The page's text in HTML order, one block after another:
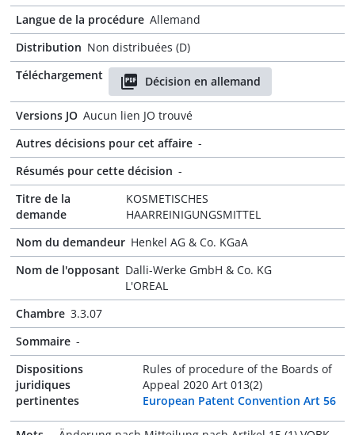
Langue de la procédure Allemand
Distribution Non distribuées (D)
Téléchargement
Décision en allemand
Versions JO Aucun lien JO trouvé
Autres décisions pour cet affaire -
Résumés pour cette décision -
Titre de la
demande
KOSMETISCHES
HAARREINIGUNGSMITTEL
Nom du demandeur Henkel AG & Co. KGaA
Nom de l'opposant Dalli-Werke GmbH & Co. KG
L'OREAL
Chambre 3.3.07
Sommaire -
Dispositions
juridiques
pertinentes
Rules of procedure of the Boards of
Appeal 2020 Art 013(2)
European Patent Convention Art 56